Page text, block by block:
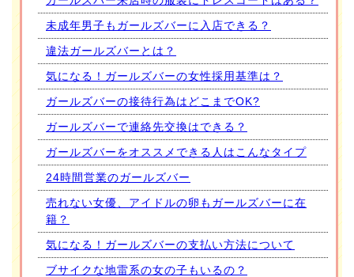
未成年男子もガールズバーに入店できる？
違法ガールズバーとは？
気になる！ガールズバーの女性採用基準は？
ガールズバーの接待行為はどこまでOK?
ガールズバーで連絡先交換はできる？
ガールズバーをオススメできる人はこんなタイプ
24時間営業のガールズバー
売れない女優、アイドルの卵もガールズバーに在
籍？
気になる！ガールズバーの支払い方法について
ブサイクな地雷系の女の子もいるの？